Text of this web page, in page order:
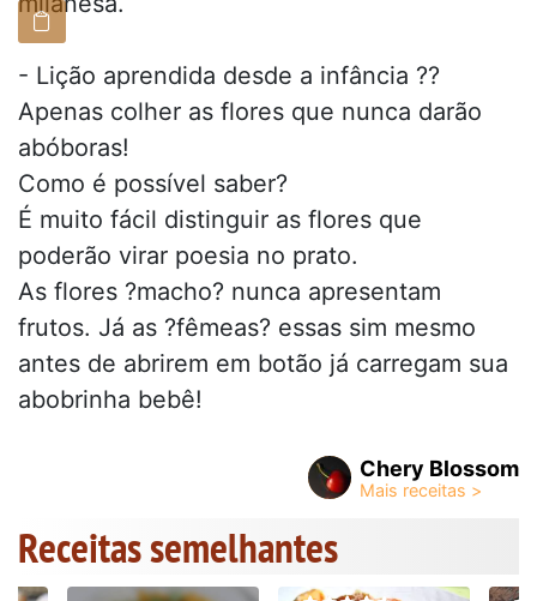
- Lição aprendida desde a infância ??
Apenas colher as flores que nunca darão
abóboras!
Como é possível saber?
É muito fácil distinguir as flores que
poderão virar poesia no prato.
As flores ?macho? nunca apresentam
frutos. Já as ?fêmeas? essas sim mesmo
antes de abrirem em botão já carregam sua
abobrinha bebê!
Chery Blossom
Receitas semelhantes